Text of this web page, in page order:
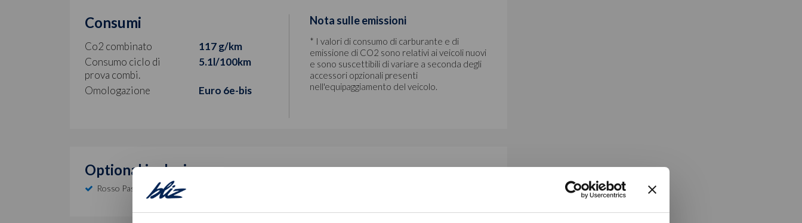
Consumi
Co2 combinato
117 g/km
Consumo ciclo di
prova combi.
5.1l/100km
Omologazione Euro 6e-bis
Nota sulle emissioni
* I valori di consumo di carburante e di
emissione di CO2 sono relativi ai veicoli nuovi
e sono suscettibili di variare a seconda degli
accessori opzionali presenti
nell'equipaggiamento del veicolo.
Optional inclusi
Rosso Passione